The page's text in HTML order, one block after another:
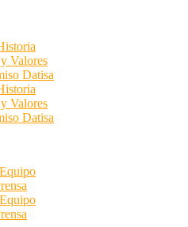
Valores
Datisa
Valores
Datisa